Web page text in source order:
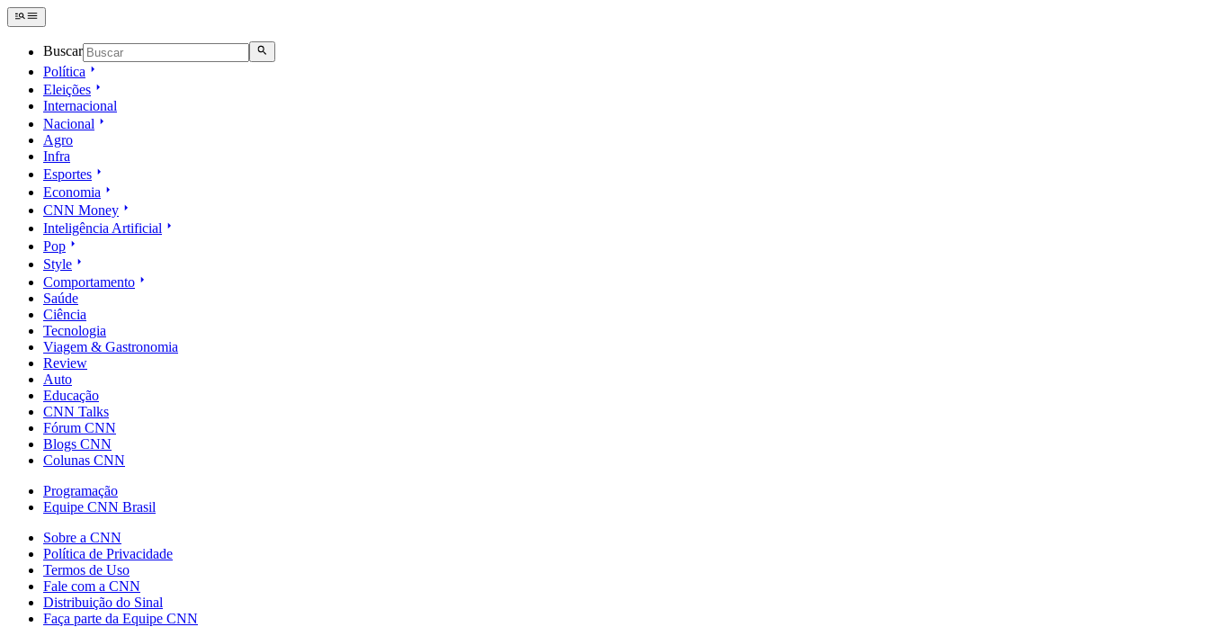
Buscar
Política
Eleições
Internacional
Nacional
Agro
Infra
Esportes
Economia
CNN Money
Inteligência Artificial
Pop
Style
Comportamento
Saúde
Ciência
Tecnologia
Viagem & Gastronomia
Review
Auto
Educação
CNN Talks
Fórum CNN
Blogs CNN
Colunas CNN
Programação
Equipe CNN Brasil
Sobre a CNN
Política de Privacidade
Termos de Uso
Fale com a CNN
Distribuição do Sinal
Faça parte da Equipe CNN